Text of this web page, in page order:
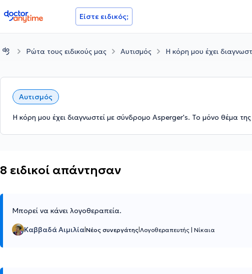
doctoranytime Είστε ειδικός;
Ρώτα τους ειδικούς μας Αυτισμός Η κόρη μου έχει
Αυτισμός
Η κόρη μου έχει διαγνωστεί με σύνδρομο Asperger's. Το μόνο θέμα της
8 ειδικοί απάντησαν
Μπορεί να κάνει λογοθεραπεία.
Καββαδά Αιμιλία Νέος συνεργάτης Λογοθεραπευτής Νίκαια